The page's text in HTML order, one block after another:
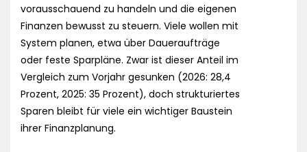
vorausschauend zu handeln und die eigenen
Finanzen bewusst zu steuern. Viele wollen mit
System planen, etwa über Daueraufträge
oder feste Sparpläne. Zwar ist dieser Anteil im
Vergleich zum Vorjahr gesunken (2026: 28,4
Prozent, 2025: 35 Prozent), doch strukturiertes
Sparen bleibt für viele ein wichtiger Baustein
ihrer Finanzplanung.